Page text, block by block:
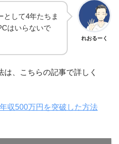
れおるーく
として4年たちま
はいらないで
、こちらの記事で詳しく
収500万円を突破した方法